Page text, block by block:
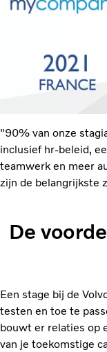
"90% van onze
inclusief hr-beleid,
teamwerk en meer
zijn de belangrijkste
De
Een stage bij de
testen en toe te
bouwt er relaties op
van je toekomstige